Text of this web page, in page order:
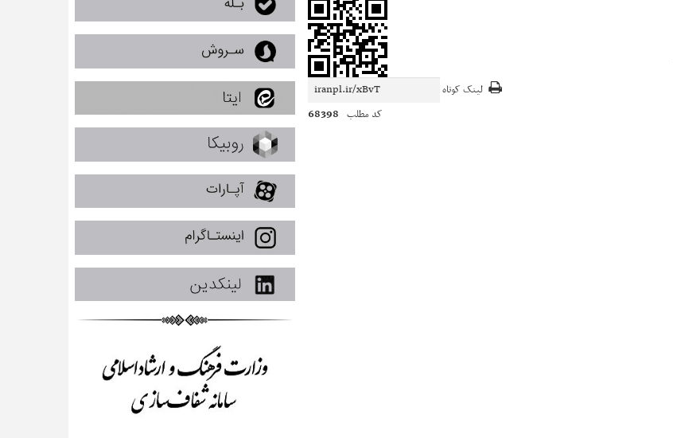
لینک کوتاه
کد مطلب 68398